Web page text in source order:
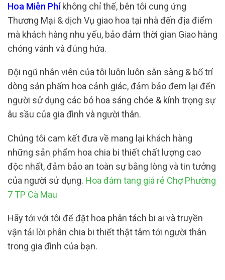
Hoa Miễn Phíkhông chỉ thế, bên tôi cung ứng
Thương Mại & dịch Vụ giao hoa tại nhà đến địa điểm
mà khách hàng nhu yếu, bảo đảm thời gian Giao hàng
chóng vánh và đúng hứa.
Đội ngũ nhân viên của tôi luôn luôn sẵn sàng & bố trí
dòng sản phẩm hoa cảnh giác, đảm bảo đem lại đến
người sử dụng các bó hoa sáng chóe & kính trọng sự
âu sầu của gia đình và người thân.
Chúng tôi cam kết đưa về mang lại khách hàng
những sản phẩm hoa chia bi thiết chất lượng cao
độc nhất, đảm bảo an toàn sự bằng lòng và tin tưởng
của người sử dụng. Hoa đám tang giá rẻ Chợ Phường
7 TP Cà Mau
Hãy tới với tôi để đặt hoa phân tách bi ai và truyền
vận tải lời phân chia bi thiết thật tâm tới người thân
trong gia đình của bạn.